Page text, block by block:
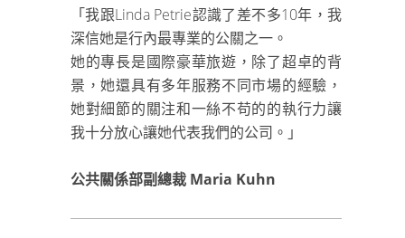
「我跟Linda Petrie認識了差不多10年，我
深信她是行內最專業的公關之一。
她的專長是國際豪華旅遊，除了超卓的背
景，她還具有多年服務不同市場的經驗，
她對細節的關注和一絲不苟的的執行力讓
我十分放心讓她代表我們的公司。」
公共關係部副總裁 Maria Kuhn